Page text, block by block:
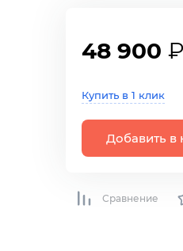
48 900 ₽
Купить в 1 клик
Добавить в
Сравнение